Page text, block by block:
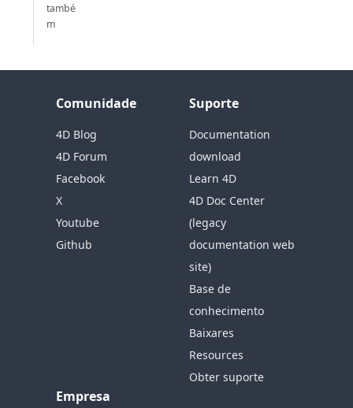
també
m
Comunidade
4D Blog
4D Forum
Facebook
X
Youtube
Github
Suporte
Documentation
download
Learn 4D
4D Doc Center
(legacy
documentation web
site)
Base de
conhecimento
Baixares
Resources
Obter suporte
Empresa